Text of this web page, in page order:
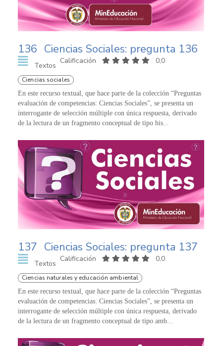
136 Ciencias Sociales: pregunta 136
Textos
Calificación 0,0
Ciencias sociales
En este recurso textual, que hace parte de la colección “Preguntas
evaluación de competencias: Ciencias Sociales”, se presenta un
interrogante de selección múltiple con única respuesta, derivado
de la lectura de un fragmento conceptual de tipo his...
137 Ciencias Sociales: pregunta 137
Textos
Calificación 0,0
Ciencias naturales y educación ambiental
En este recurso textual, que hace parte de la colección “Preguntas
evaluación de competencias: Ciencias Sociales”, se presenta un
interrogante de selección múltiple con única respuesta, derivado
de la lectura de un fragmento conceptual de tipo amb...